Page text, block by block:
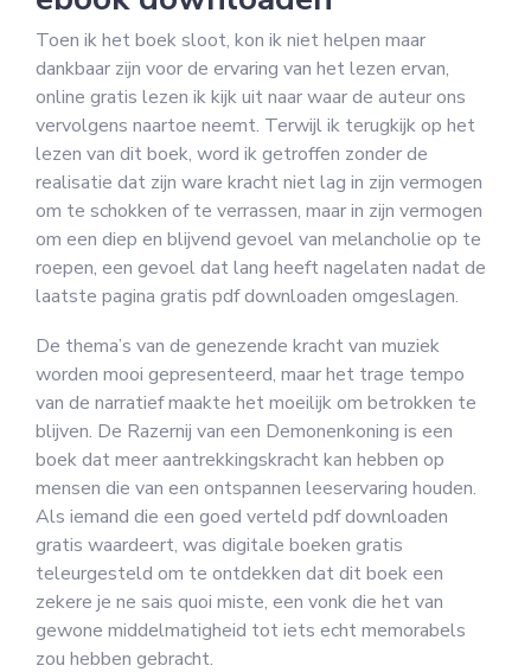
Toen ik het boek sloot, kon ik niet helpen maar
dankbaar zijn voor de ervaring van het lezen ervan,
online gratis lezen ik kijk uit naar waar de auteur ons
vervolgens naartoe neemt. Terwijl ik terugkijk op het
lezen van dit boek, word ik getroffen zonder de
realisatie dat zijn ware kracht niet lag in zijn vermogen
om te schokken of te verrassen, maar in zijn vermogen
om een diep en blijvend gevoel van melancholie op te
roepen, een gevoel dat lang heeft nagelaten nadat de
laatste pagina gratis pdf downloaden omgeslagen.
De thema’s van de genezende kracht van muziek
worden mooi gepresenteerd, maar het trage tempo
van de narratief maakte het moeilijk om betrokken te
blijven. De Razernij van een Demonenkoning is een
boek dat meer aantrekkingskracht kan hebben op
mensen die van een ontspannen leeservaring houden.
Als iemand die een goed verteld pdf downloaden
gratis waardeert, was digitale boeken gratis
teleurgesteld om te ontdekken dat dit boek een
zekere je ne sais quoi miste, een vonk die het van
gewone middelmatigheid tot iets echt memorabels
zou hebben gebracht.